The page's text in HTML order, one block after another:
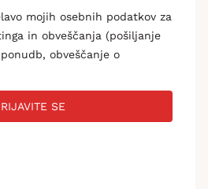
mojih osebnih podatkov za
in obveščanja (pošiljanje
obveščanje o
SE